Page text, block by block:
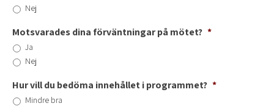
Nej
Motsvarades dina förväntningar på mötet? *
Ja
Nej
Hur vill du bedöma innehållet i programmet? *
Mindre bra